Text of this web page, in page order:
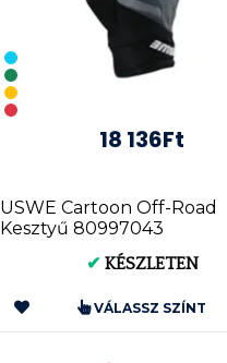
18 136Ft
USWE Cartoon Off-Road
Kesztyű 80997043
✔ KÉSZLETEN
VÁLASSZ SZÍNT